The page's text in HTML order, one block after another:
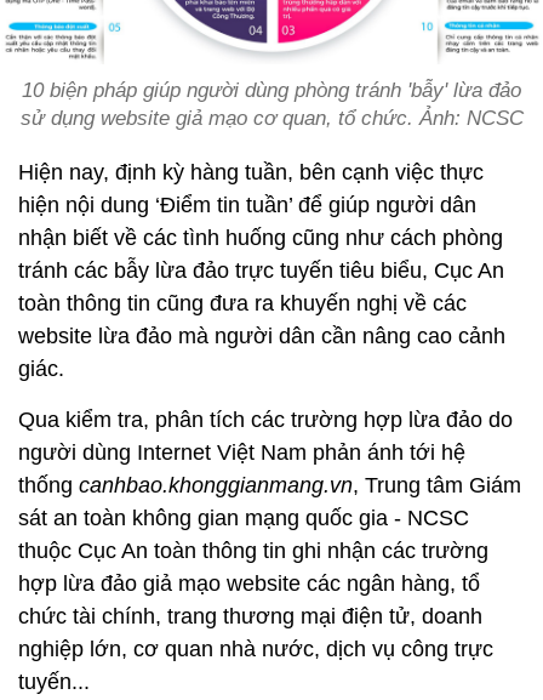
10 biện pháp giúp người dùng phòng tránh 'bẫy' lừa đảo
sử dụng website giả mạo cơ quan, tổ chức. Ảnh: NCSC
Hiện nay, định kỳ hàng tuần, bên cạnh việc thực
hiện nội dung ‘Điểm tin tuần’ để giúp người dân
nhận biết về các tình huống cũng như cách phòng
tránh các bẫy lừa đảo trực tuyến tiêu biểu, Cục An
toàn thông tin cũng đưa ra khuyến nghị về các
website lừa đảo mà người dân cần nâng cao cảnh
giác.
Qua kiểm tra, phân tích các trường hợp lừa đảo do
người dùng Internet Việt Nam phản ánh tới hệ
thống canhbao.khonggianmang.vn, Trung tâm Giám
sát an toàn không gian mạng quốc gia - NCSC
thuộc Cục An toàn thông tin ghi nhận các trường
hợp lừa đảo giả mạo website các ngân hàng, tổ
chức tài chính, trang thương mại điện tử, doanh
nghiệp lớn, cơ quan nhà nước, dịch vụ công trực
tuyến...